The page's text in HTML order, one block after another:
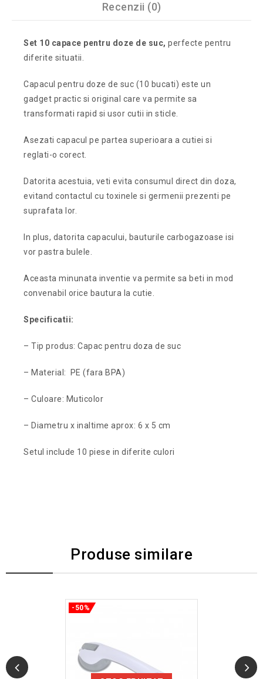
Recenzii (0)
Set 10 capace pentru doze de suc, perfecte pentru
diferite situatii.
Capacul pentru doze de suc (10 bucati) este un
gadget practic si original care va permite sa
transformati rapid si usor cutii in sticle.
Asezati capacul pe partea superioara a cutiei si
reglati-o corect.
Datorita acestuia, veti evita consumul direct din doza,
evitand contactul cu toxinele si germenii prezenti pe
suprafata lor.
In plus, datorita capacului, bauturile carbogazoase isi
vor pastra bulele.
Aceasta minunata inventie va permite sa beti in mod
convenabil orice bautura la cutie.
Specificatii:
– Tip produs: Capac pentru doza de suc
– Material: PE (fara BPA)
– Culoare: Muticolor
– Diametru x inaltime aprox: 6 x 5 cm
Setul include 10 piese in diferite culori
Produse similare
-50%